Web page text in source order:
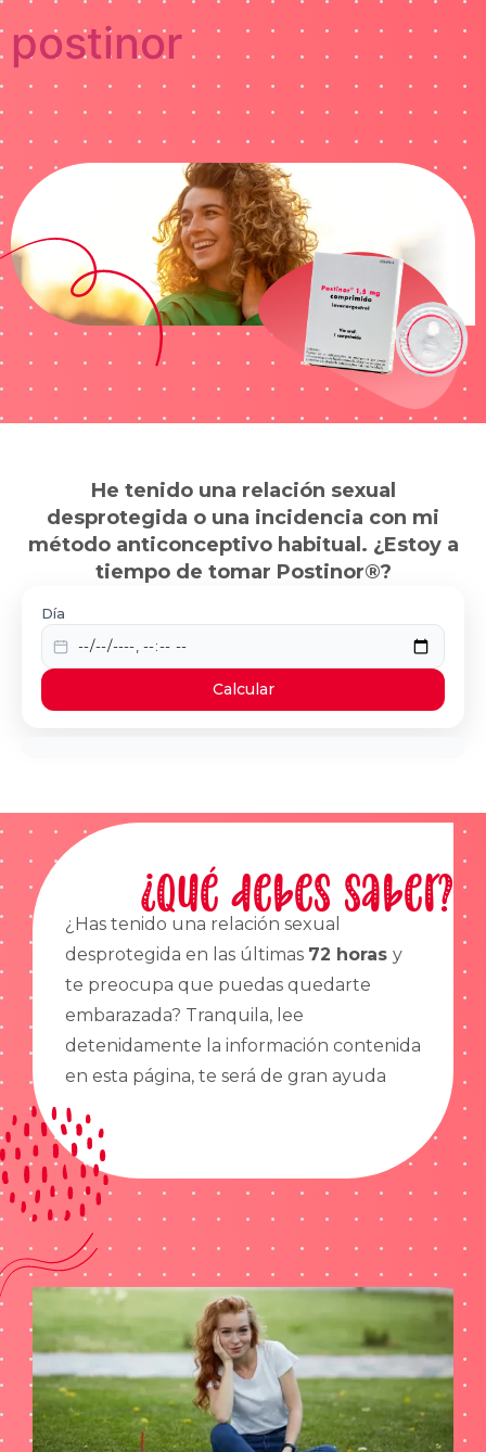
postinor
He tenido una relación sexual
desprotegida o una incidencia con mi
método anticonceptivo habitual. ¿Estoy a
tiempo de tomar Postinor®?
Día
Calcular
¿Qué debes saber?
¿Has tenido una relación sexual
desprotegida en las últimas 72 horas y
te preocupa que puedas quedarte
embarazada? Tranquila, lee
detenidamente la información contenida
en esta página, te será de gran ayuda